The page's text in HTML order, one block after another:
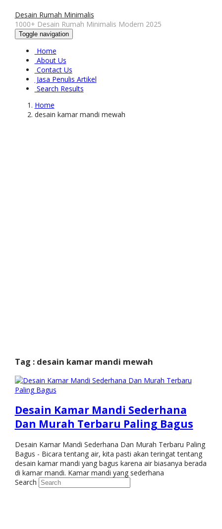
Desain Rumah Minimalis
1000+ Desain Rumah Minimalis Modern 2025
Toggle navigation
Home
About Us
Contact Us
Jasa Penulis Artikel
Search Results
Home
desain kamar mandi mewah
Tag : desain kamar mandi mewah
Desain Kamar Mandi Sederhana
Dan Murah Terbaru Paling Bagus
Desain Kamar Mandi Sederhana Dan Murah Terbaru Paling
Bagus - Bicara tentang air, kita pasti akan teringat tentang
desain kamar mandi yang bagus karena air biasanya berada
di kamar mandi. Kamar mandi yang sederhana
Search